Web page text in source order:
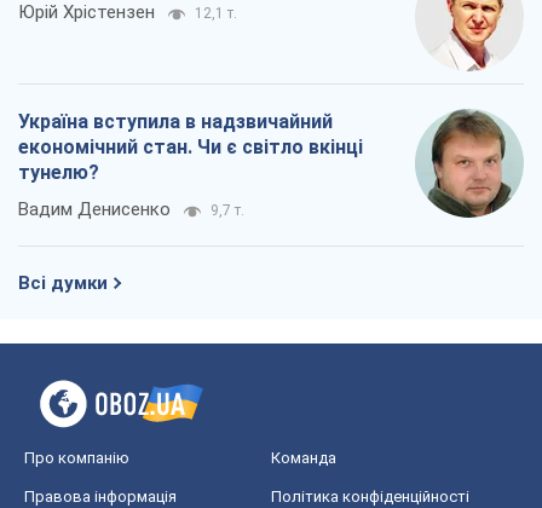
Юрій Хрістензен 12,1 т.
Україна вступила в надзвичайний
економічний стан. Чи є світло вкінці
тунелю?
Вадим Денисенко 9,7 т.
Всі думки
Про компанію Команда
Правова інформація Політика конфіденційності